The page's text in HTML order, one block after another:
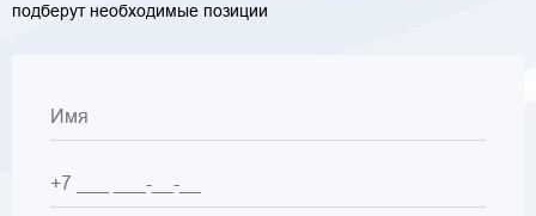
подберут необходимые позиции